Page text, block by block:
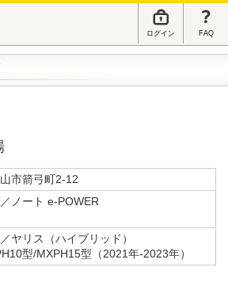
ログイン FAQ
市箭弓町2-12
ノート e-POWER
ヤリス（ハイブリッド）
型/MXPH15型（2021年-2023年）